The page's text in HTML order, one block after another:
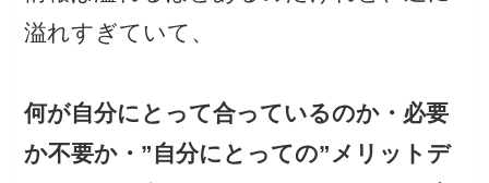
溢れすぎていて、
何が自分にとって合っているのか・必要
か不要か・”自分にとっての”メリットデ